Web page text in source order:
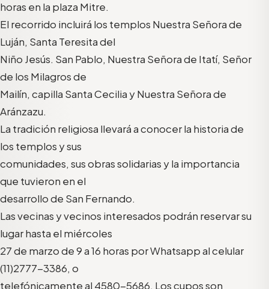
horas en la plaza Mitre.
El recorrido incluirá los templos Nuestra Señora de
Luján, Santa Teresita del
Niño Jesús. San Pablo, Nuestra Señora de Itatí, Señor
de los Milagros de
Mailín, capilla Santa Cecilia y Nuestra Señora de
Aránzazu.
La tradición religiosa llevará a conocer la historia de
los templos y sus
comunidades, sus obras solidarias y la importancia
que tuvieron en el
desarrollo de San Fernando.
Las vecinas y vecinos interesados podrán reservar su
lugar hasta el miércoles
27 de marzo de 9 a 16 horas por Whatsapp al celular
(11)2777-3386, o
telefónicamente al 4580-5686. Los cupos son